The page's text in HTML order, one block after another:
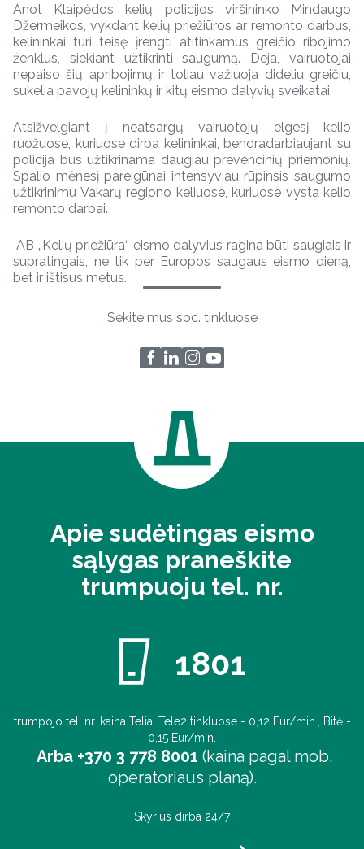
Anot Klaipėdos kelių policijos viršininko Mindaugo
Džermeikos, vykdant kelių priežiūros ar remonto darbus,
kelininkai turi teisę įrengti atitinkamus greičio ribojimo
ženklus, siekiant užtikrinti saugumą. Deja, vairuotojai
nepaiso šių apribojimų ir toliau važiuoja dideliu greičiu,
sukelia pavojų kelininkų ir kitų eismo dalyvių sveikatai.
Atsižvelgiant į neatsargų vairuotojų elgesį kelio
ruožuose, kuriuose dirba kelininkai, bendradarbiaujant su
policija bus užtikrinama daugiau prevencinių priemonių.
Spalio mėnesį pareigūnai intensyviau rūpinsis saugumo
užtikrinimu Vakarų regiono keliuose, kuriuose vysta kelio
remonto darbai.
AB „Kelių priežiūra“ eismo dalyvius ragina būti saugiais ir
supratingais, ne tik per Europos saugaus eismo dieną,
bet ir ištisus metus.
Sekite mus soc. tinkluose
Apie sudėtingas eismo
sąlygas praneškite
trumpuoju tel. nr.
1801
trumpojo tel. nr. kaina Telia, Tele2 tinkluose - 0,12 Eur/min., Bitė -
0,15 Eur/min.
Arba +370 3 778 8001 (kaina pagal mob.
operatoriaus planą).
Skyrius dirba 24/7